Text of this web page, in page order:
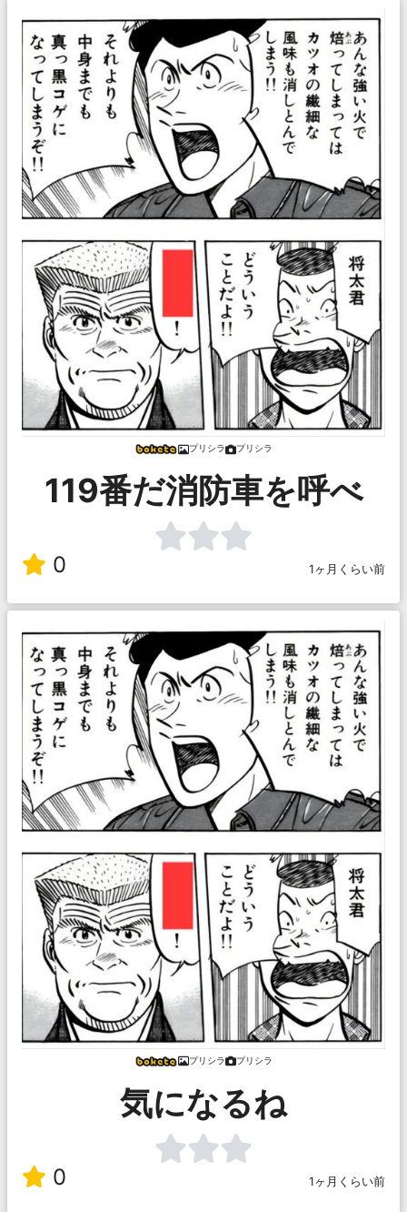
プリシラ プリシラ
119番だ消防車を呼べ
0 1ヶ月くらい前
プリシラ プリシラ
気になるね
0 1ヶ月くらい前